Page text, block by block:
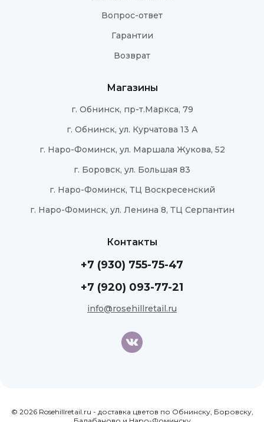
Вопрос-ответ
Гарантии
Возврат
Магазины
г. Обнинск, пр-т.Маркса, 79
г. Обнинск, ул. Курчатова 13 А
г. Наро-Фоминск, ул. Маршала Жукова, 52
г. Боровск, ул. Большая 83
г. Наро-Фоминск, ТЦ Воскресенский
г. Наро-Фоминск, ул. Ленина 8, ТЦ Серпантин
Контакты
+7 (930) 755-75-47
+7 (920) 093-77-21
info@rosehillretail.ru
© 2026 Rosehillretail.ru - доставка цветов по Обнинску, Боровску,